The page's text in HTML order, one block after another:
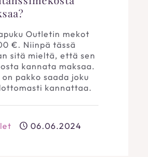
Outletin mekot
€. Niinpä tässä
sitä mieltä, että sen
kannata maksaa.
pakko saada joku
kannattaa.
06.06.2024